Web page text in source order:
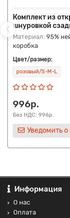
Комплект из
шнуровкой
Материал: 95%
коробка
Цвет/размер:
розовый/S-M-L
996р.
Без НДС: 996р.
Уведомить
Информация
О нас
Оплата